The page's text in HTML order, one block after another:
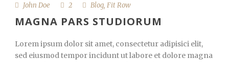
John Doe 2 Blog, Fit Row
MAGNA PARS STUDIORUM
Lorem ipsum dolor sit amet, consectetur adipisici elit,
sed eiusmod tempor incidunt ut labore et dolore magna